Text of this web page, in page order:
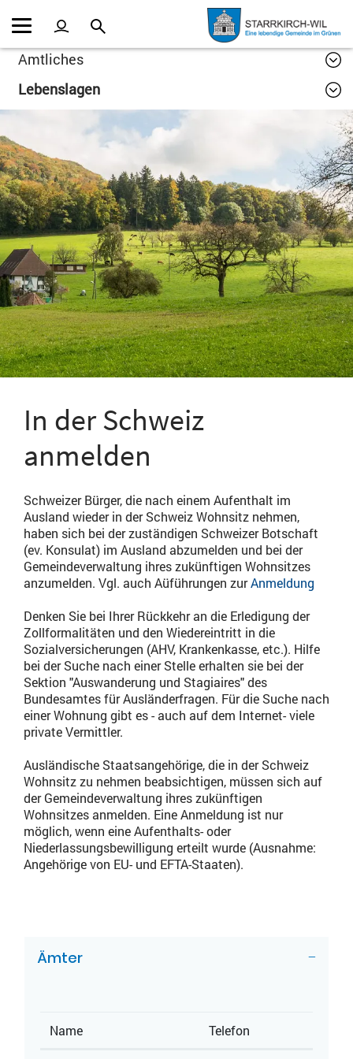
Kopfzeile
Inhalt
Amtliches
Lebenslagen
In der Schweiz
anmelden
Schweizer Bürger, die nach einem Aufenthalt im
Ausland wieder in der Schweiz Wohnsitz nehmen,
haben sich bei der zuständigen Schweizer Botschaft
(ev. Konsulat) im Ausland abzumelden und bei der
Gemeindeverwaltung ihres zukünftigen Wohnsitzes
anzumelden. Vgl. auch Aüführungen zurAnmeldung
Denken Sie bei Ihrer Rückkehr an die Erledigung der
Zollformalitäten und den Wiedereintritt in die
Sozialversicherungen (AHV, Krankenkasse, etc.). Hilfe
bei der Suche nach einer Stelle erhalten sie bei der
Sektion "Auswanderung und Stagiaires" des
Bundesamtes für Ausländerfragen. Für die Suche nach
einer Wohnung gibt es - auch auf dem Internet- viele
private Vermittler.
Ausländische Staatsangehörige, die in der Schweiz
Wohnsitz zu nehmen beabsichtigen, müssen sich auf
der Gemeindeverwaltung ihres zukünftigen
Wohnsitzes anmelden. Eine Anmeldung ist nur
möglich, wenn eine Aufenthalts- oder
Niederlassungsbewilligung erteilt wurde (Ausnahme:
Angehörige von EU- und EFTA-Staaten).
Ämter
Name Telefon